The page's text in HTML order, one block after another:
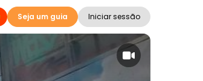
Seja um guia Iniciar sessão